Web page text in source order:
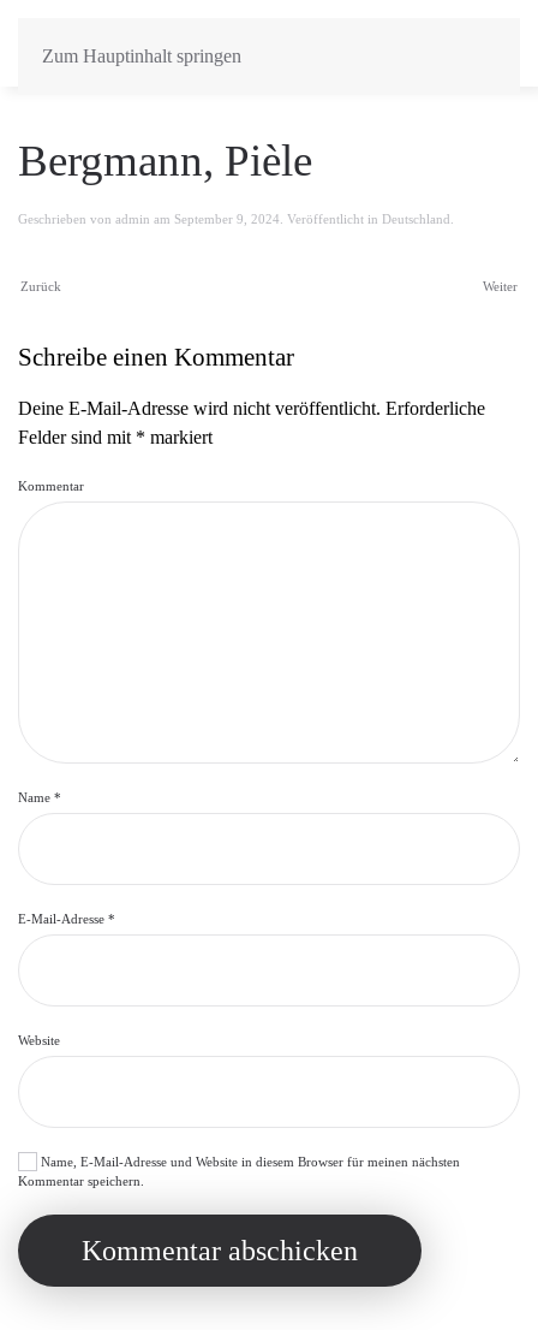
Zum Hauptinhalt springen
Bergmann, Pièle
Geschrieben von admin am September 9, 2024. Veröffentlicht in Deutschland .
Zurück Weiter
Schreibe einen Kommentar
Deine E-Mail-Adresse wird nicht veröffentlicht. Erforderliche
Felder sind mit * markiert
Kommentar
Name *
E-Mail-Adresse *
Website
Name, E-Mail-Adresse und Website in diesem Browser für meinen nächsten
Kommentar speichern.
Kommentar abschicken